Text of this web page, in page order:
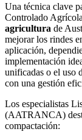
Una técnica clave
Controlado
agricultura de
mejorar los rindes
aplicación,
implementación
unificadas o el uso
con una gestión
Los especialistas
(AATRANCA)
compactación: